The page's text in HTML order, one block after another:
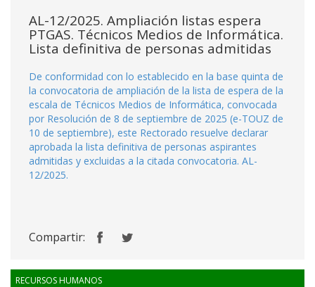
AL-12/2025. Ampliación listas espera
PTGAS. Técnicos Medios de Informática.
Lista definitiva de personas admitidas
De conformidad con lo establecido en la base quinta de
la convocatoria de ampliación de la lista de espera de la
escala de Técnicos Medios de Informática, convocada
por Resolución de 8 de septiembre de 2025 (e-TOUZ de
10 de septiembre), este Rectorado resuelve declarar
aprobada la lista definitiva de personas aspirantes
admitidas y excluidas a la citada convocatoria. AL-
12/2025.
Compartir:
RECURSOS HUMANOS